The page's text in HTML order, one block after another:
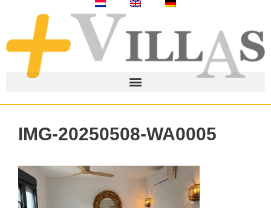
IMG-20250508-WA0005